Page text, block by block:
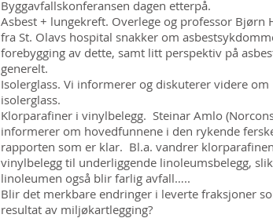
Byggavfallskonferansen dagen etterpå.
Asbest + lungekreft. Overlege og professor Bjørn
fra St. Olavs hospital snakker om
forebygging av dette, samt litt perspektiv på
generelt.
Isolerglass. Vi informerer og diskuterer videre om
isolerglass.
Klorparafiner i vinylbelegg. Steinar Amlo
informerer om hovedfunnene i den rykende
rapporten som er klar. Bl.a. vandrer
vinylbelegg til underliggende linoleumsbelegg,
linoleumen også blir farlig avfall…..
Blir det merkbare endringer i leverte fraksjoner
resultat av miljøkartlegging?